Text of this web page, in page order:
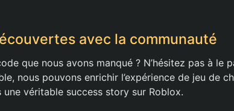
avec la communauté
que nous avons manqué ? N’hésitez pas à le
nous pouvons enrichir l’expérience de jeu de
une véritable success story sur Roblox.